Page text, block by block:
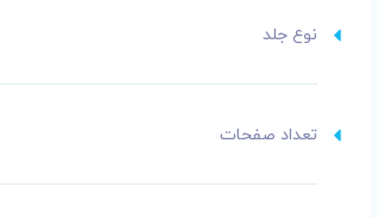
نوع جلد
تعداد صفحات